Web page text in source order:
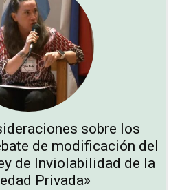
sobre los
de modificación del
de Inviolabilidad de la
Privada»